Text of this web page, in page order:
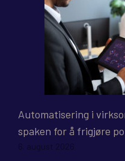
Automatisering i
spaken for å frigjøre
6. august 2026